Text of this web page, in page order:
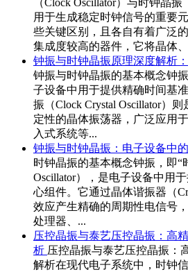
（Clock Oscillator）与时钟晶振
用于生成稳定时钟信号的重要
些关键区别，且各自有着广泛
集成度较高的器件，它将晶体
钟振与时钟晶振原理深度解析
钟振与时钟晶振的基本概念钟
子设备中用于提供精确时间基
振（Clock Crystal Oscillator）
定性的晶体振荡器，广泛应用
入式系统等...
钟振与时钟晶振：电子设备中
时钟晶振的基本概念钟振，即“
Oscillator），是电子设备中用
心组件。它通过晶体谐振器（
效应产生精确的周期性电信号
处理器、...
压控晶振与泰艺压控晶振：高
析 压控晶振与泰艺压控晶振：
解析在现代电子系统中，时钟